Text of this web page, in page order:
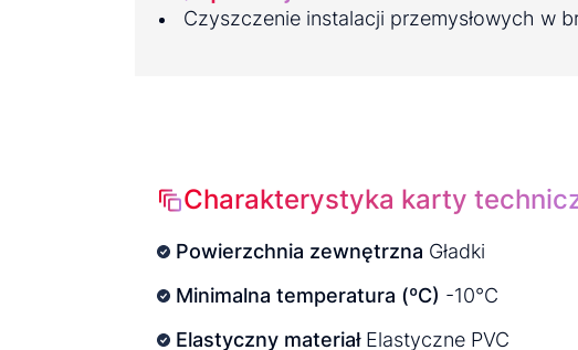
Czyszczenie instalacji przemysłowych w
Charakterystyka karty
Powierzchnia zewnętrzna Gładki
Minimalna temperatura (ºC) -10°C
Elastyczny materiał Elastyczne PVC